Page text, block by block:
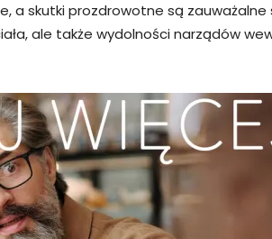
a skutki prozdrowotne są zauważalne
ale także wydolności narządów